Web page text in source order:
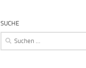
SUCHE
Suchen